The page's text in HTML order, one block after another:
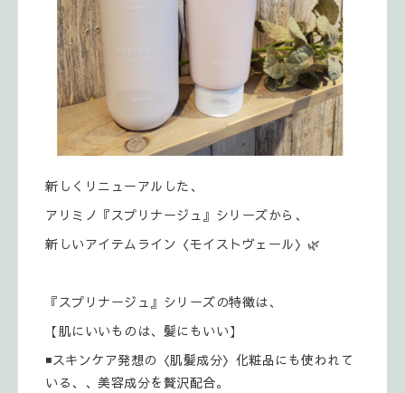
新しくリニューアルした、
アリミノ『スプリナージュ』シリーズから、
新しいアイテムライン〈モイストヴェール〉🌿
『スプリナージュ』シリーズの特徴は、
【肌にいいものは、髪にもいい】
◾スキンケア発想の〈肌髪成分〉化粧品にも使われて
いる、、美容成分を贅沢配合。